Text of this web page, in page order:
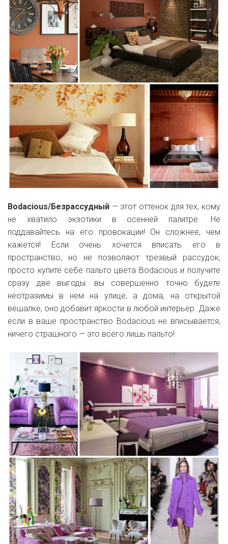
Bodacious/Безрассудный — этот оттенок для тех, кому
не хватило экзотики в осенней палитре. Не
поддавайтесь на его провокации! Он сложнее, чем
кажется! Если очень хочется вписать его в
пространство, но не позволяют трезвый рассудок,
просто купите себе пальто цвета Bodacious и получите
сразу две выгоды: вы совершенно точно будете
неотразимы в нем на улице, а дома, на открытой
вешалке, оно добавит яркости в любой интерьер. Даже
если в ваше пространство Bodacious не вписывается,
ничего страшного — это всего лишь пальто!